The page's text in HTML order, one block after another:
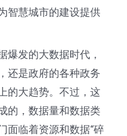
智慧城市的建设提供
爆发的大数据时代，
还是政府的各种政务
的大趋势。不过，这
的，数据量和数据类
面临着资源和数据“碎